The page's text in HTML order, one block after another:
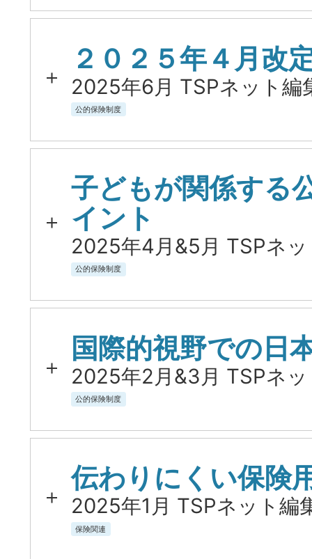
２０２５年４月改
2025年6月 TSPネット編
公的保険制度
子どもが関係する
イント
2025年4月&5月 TSPネ
公的保険制度
国際的視野での日
2025年2月&3月 TSPネ
公的保険制度
伝わりにくい保険
2025年1月 TSPネット編
保険関連